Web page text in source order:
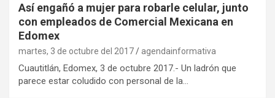
Así engañó a mujer para robarle celular, junto
con empleados de Comercial Mexicana en
Edomex
martes, 3 de octubre del 2017 agendainformativa
Cuautitlán, Edomex, 3 de octubre 2017.- Un ladrón que
parece estar coludido con personal de la…